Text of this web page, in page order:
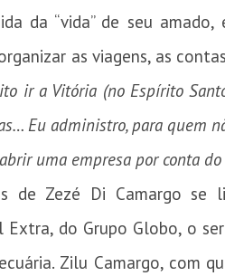
da “vida” de seu
as viagens, as
ir a Vitória (no Espírito
Eu administro, para quem
uma empresa por conta
de Zezé Di Camargo se
do Grupo Globo, o
Zilu Camargo, com